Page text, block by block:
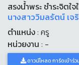
สรงน้ำพระ ชำระจิตใ
นางสาววิมลรัตน์ เ
ตำแหน่ง: ครู
หน่วยงาน : -
ดาวน์โหลด การ์ดเข้าร่